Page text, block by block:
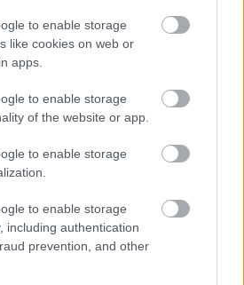
to enable storage
like cookies on web or
apps.
to enable storage
of the website or app.
to enable storage
to enable storage
including authentication
prevention, and other
Paul McCartney?!
Paul McCartney közös daláról
alatt. Amíg azonban a
...